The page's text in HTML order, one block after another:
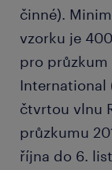
činné).
vzorku je
pro průzkum
International
čtvrtou vlnu
průzkumu
října do 6.